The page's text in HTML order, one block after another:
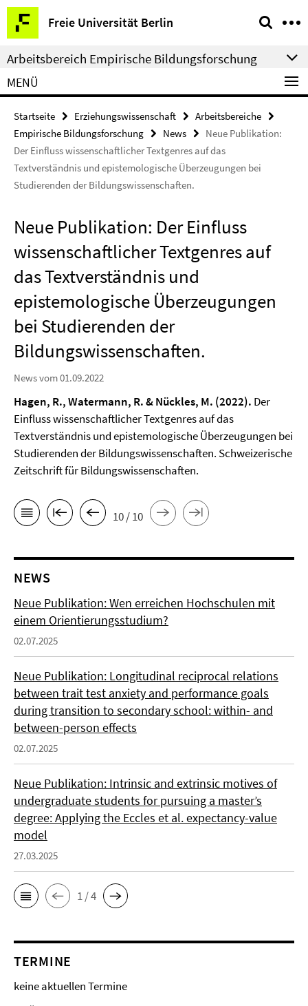
Springe
direkt
zu
Inhalt
Freie Universität Berlin
Service-
Navigation
Arbeitsbereich Empirische Bildungsforschung
MENÜ
Startseite Erziehungswissenschaft
Arbeitsbereiche
Empirische Bildungsforschung
News
Neue Publikation:
Der Einfluss wissenschaftlicher Textgenres auf das
Textverständnis und epistemologische Überzeugungen bei
Studierenden der Bildungswissenschaften.
Neue Publikation: Der Einfluss
wissenschaftlicher Textgenres auf
das Textverständnis und
epistemologische Überzeugungen
bei Studierenden der
Bildungswissenschaften.
News vom 01.09.2022
Hagen, R., Watermann, R. & Nückles, M. (2022). Der
Einfluss wissenschaftlicher Textgenres auf das
Textverständnis und epistemologische Überzeugungen bei
Studierenden der Bildungswissenschaften. Schweizerische
Zeitschrift für Bildungswissenschaften.
10 / 10
NEWS
Neue Publikation: Wen erreichen Hochschulen mit
einem Orientierungsstudium?
02.07.2025
Neue Publikation: Longitudinal reciprocal relations
between trait test anxiety and performance goals
during transition to secondary school: within- and
between-person effects
02.07.2025
Neue Publikation: Intrinsic and extrinsic motives of
undergraduate students for pursuing a master’s
degree: Applying the Eccles et al. expectancy-value
model
27.03.2025
1 / 4
TERMINE
keine aktuellen Termine